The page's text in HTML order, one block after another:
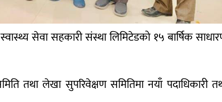
सेवा सहकारी संस्था लिमिटेडको १५ बार्षिक
तथा लेखा सुपरिवेक्षण समितिमा नयाँ पदाधिकारी